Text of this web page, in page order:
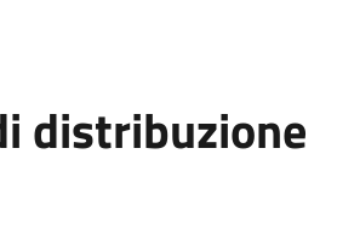
distribuzione